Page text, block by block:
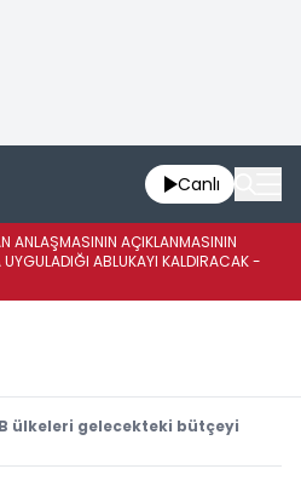
Canlı
ANLAŞMASININ AÇIKLANMASININ
ABLUKAYI KALDIRACAK -
ülkeleri gelecekteki bütçeyi